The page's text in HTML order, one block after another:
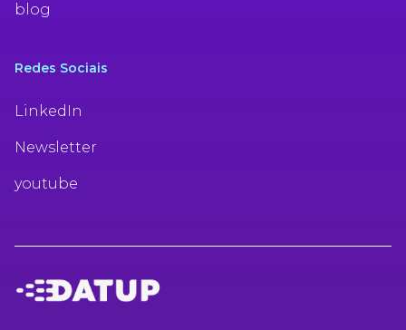
blog
Redes Sociais
LinkedIn
Newsletter
youtube